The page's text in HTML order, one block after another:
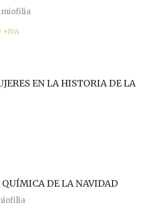
+IVA
EN LA HISTORIA DE LA
QUÍMICA DE LA NAVIDAD